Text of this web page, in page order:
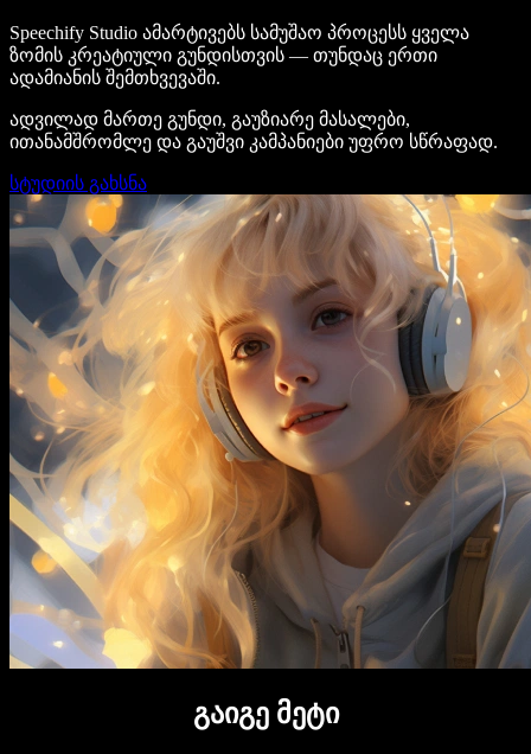
Speechify Studio ამარტივებს სამუშაო პროცესს ყველა
ზომის კრეატიული გუნდისთვის — თუნდაც ერთი
ადამიანის შემთხვევაში.
ადვილად მართე გუნდი, გაუზიარე მასალები,
ითანამშრომლე და გაუშვი კამპანიები უფრო სწრაფად.
სტუდიის გახსნა
გაიგე მეტი